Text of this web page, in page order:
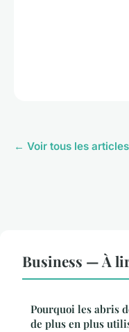
← Voir tous les
Business — À
Pourquoi les abris
de plus en plus